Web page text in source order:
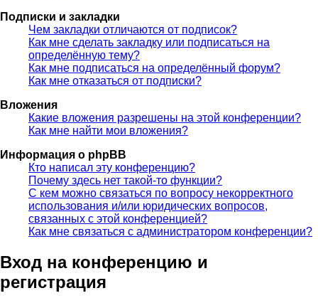
Подписки и закладки
Чем закладки отличаются от подписок?
Как мне сделать закладку или подписаться на
определённую тему?
Как мне подписаться на определённый форум?
Как мне отказаться от подписки?
Вложения
Какие вложения разрешены на этой конференции?
Как мне найти мои вложения?
Информация о phpBB
Кто написал эту конференцию?
Почему здесь нет такой-то функции?
С кем можно связаться по вопросу некорректного
использования и/или юридических вопросов,
связанных с этой конференцией?
Как мне связаться с администратором конференции?
Вход на конференцию и
регистрация